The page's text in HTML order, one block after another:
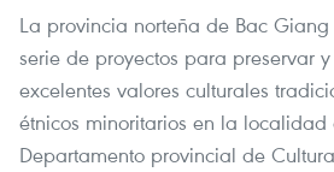
La provincia norteña de Bac
serie de proyectos para preservar
excelentes valores culturales
étnicos minoritarios en la localidad
Departamento provincial de